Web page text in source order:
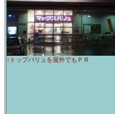
↑トップバリュを屋外でもＰＲ